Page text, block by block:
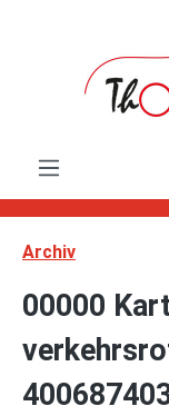
Archiv
00000